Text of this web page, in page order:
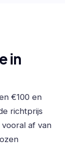
in
€100 en
richtprijs
af van